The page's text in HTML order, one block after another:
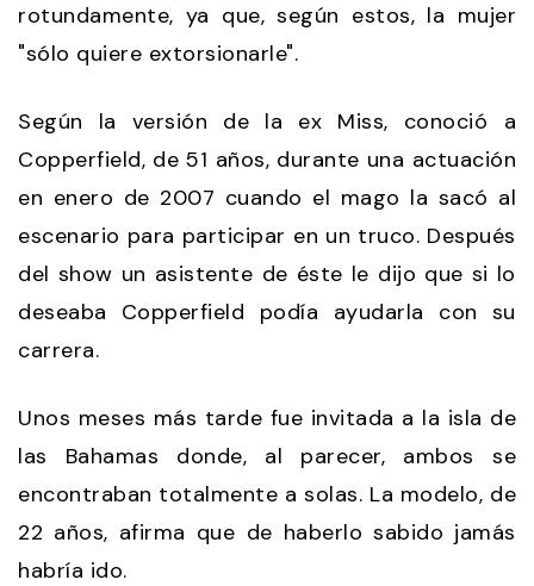
rotundamente, ya que, según estos, la mujer
"sólo quiere extorsionarle".
Según la versión de la ex Miss, conoció a
Copperfield, de 51 años, durante una actuación
en enero de 2007 cuando el mago la sacó al
escenario para participar en un truco. Después
del show un asistente de éste le dijo que si lo
deseaba Copperfield podía ayudarla con su
carrera.
Unos meses más tarde fue invitada a la isla de
las Bahamas donde, al parecer, ambos se
encontraban totalmente a solas. La modelo, de
22 años, afirma que de haberlo sabido jamás
habría ido.